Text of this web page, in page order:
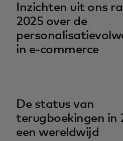
Inzichten uit ons
2025 over de
in e-commerce
opens in a new tab
De status van
terugboekingen in
een wereldwijd
opens in a new tab